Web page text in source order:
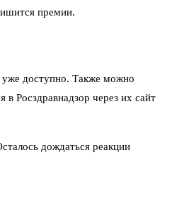
премии.
уже доступно. Также можно
Росздравнадзор через их сайт
дождаться реакции